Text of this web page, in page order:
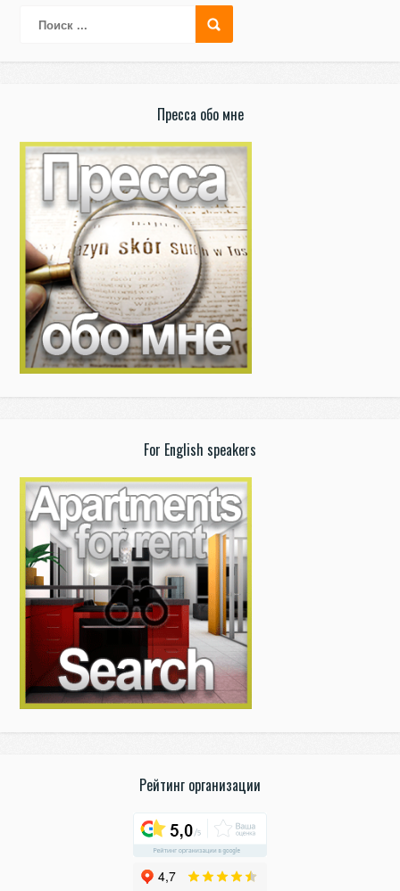
Пресса обо мне
For English speakers
Рейтинг организации